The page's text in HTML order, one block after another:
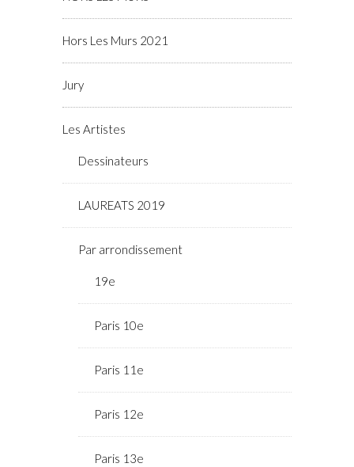
Hors Les Murs 2021
Jury
Les Artistes
Dessinateurs
LAUREATS 2019
Par arrondissement
19e
Paris 10e
Paris 11e
Paris 12e
Paris 13e